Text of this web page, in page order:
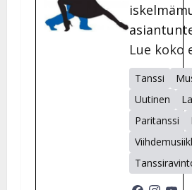
Lue koko
Tanssi
Uutinen
Paritanssi